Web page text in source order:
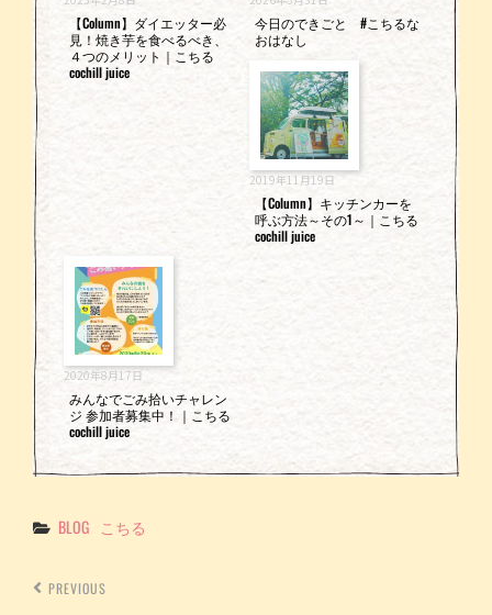
【Column】ダイエッター必
見！焼き芋を食べるべき、
４つのメリット｜こちる
cochill juice
今日のできごと #こちるな
おはなし
2019年11月19日
【Column】キッチンカーを
呼ぶ方法～その1～｜こちる
cochill juice
2020年8月17日
みんなでごみ拾いチャレン
ジ 参加者募集中！｜こちる
cochill juice
Categories
BLOG こちる
PREVIOUS